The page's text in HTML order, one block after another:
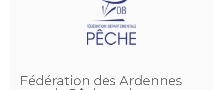
Fédération des Ardennes